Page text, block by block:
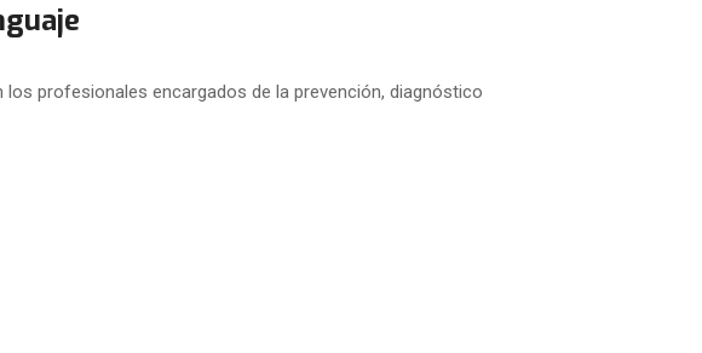
profesionales encargados de la prevención, diagnóstico